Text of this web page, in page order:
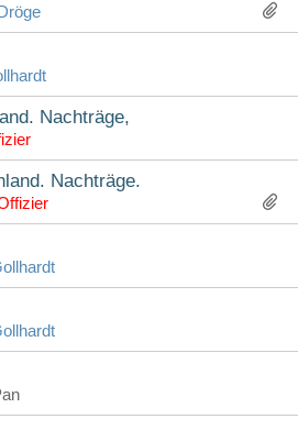
Nachträge,
Nachträge.